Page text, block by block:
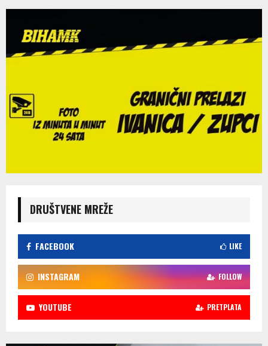
DRUŠTVENE MREŽE
FACEBOOK LIKE
INSTAGRAM FOLLOW
YOUTUBE PRETPLATA